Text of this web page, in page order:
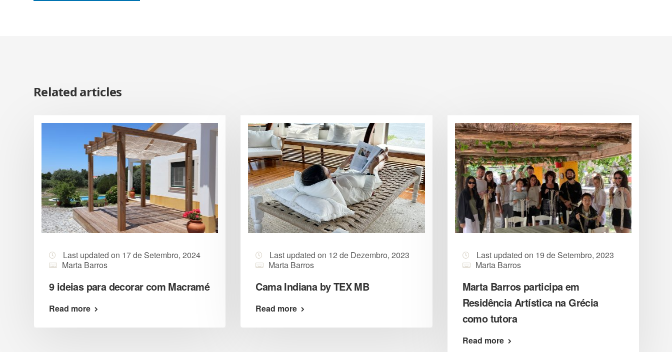
Related articles
Last updated on 17 de Setembro, 2024
Marta Barros
9 ideias para decorar com Macramé
Read more
Last updated on 12 de Dezembro, 2023
Marta Barros
Cama Indiana by TEX MB
Read more
Last updated on 19 de Setembro, 2023
Marta Barros
Marta Barros participa em
Residência Artística na Grécia
como tutora
Read more